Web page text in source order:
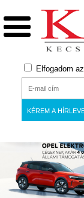
Elfogadom az